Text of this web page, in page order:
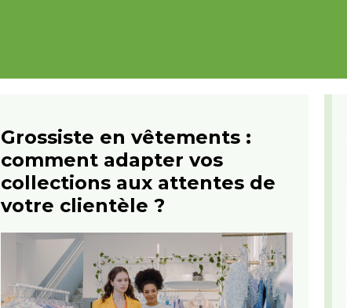
Grossiste en vêtements :
comment adapter vos
collections aux attentes de
votre clientèle ?